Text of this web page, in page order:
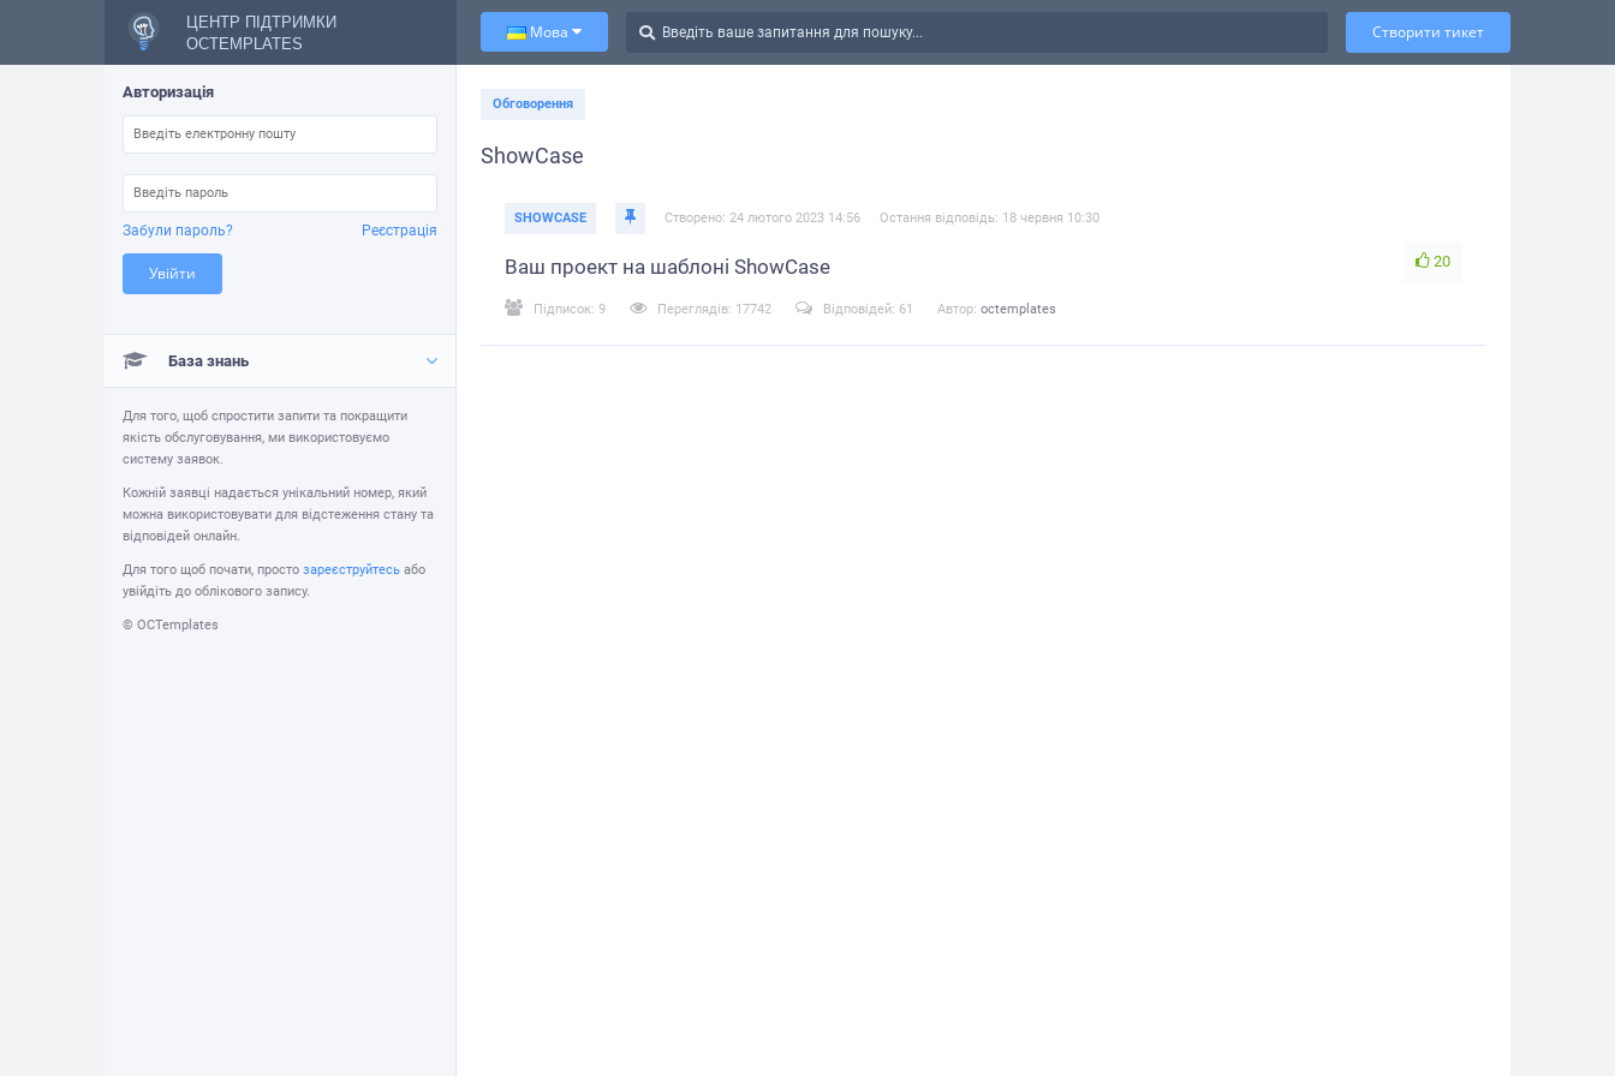
ЦЕНТР ПІДТРИМКИ
OCTEMPLATES
Мова Створити тикет
Авторизація
Забули пароль? Реєстрація
Увійти
База знань
Для того, щоб спростити запити та покращити
якість обслуговування, ми використовуємо
систему заявок.
Кожній заявці надається унікальний номер, який
можна використовувати для відстеження стану та
відповідей онлайн.
Для того щоб почати, просто зареєструйтесь або
увійдіть до облікового запису.
© OCTemplates
Обговорення
ShowCase
SHOWCASE Створено: 24 лютого 2023 14:56 Остання відповідь: 18 червня 10:30
Ваш проект на шаблоні ShowCase 20
Підписок: 9 Переглядів: 17742 Відповідей: 61 Автор: octemplates